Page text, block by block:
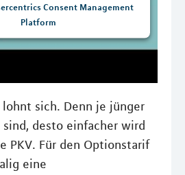
Consent Management
Platform
sich. Denn je jünger
sind, desto einfacher wird
PKV. Für den Optionstarif
eine